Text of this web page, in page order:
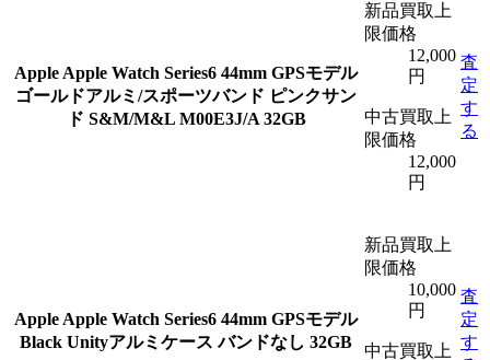
Apple Apple Watch Series6 44mm GPSモデル
ゴールドアルミ/スポーツバンド ピンクサン
ド S&M/M&L M00E3J/A 32GB
新品買取上
限価格
12,000
円
中古買取上
限価格
12,000
円
査
定
す
る
Apple Apple Watch Series6 44mm GPSモデル
Black Unityアルミケース バンドなし 32GB
新品買取上
限価格
10,000
円
中古買取上
査
定
す